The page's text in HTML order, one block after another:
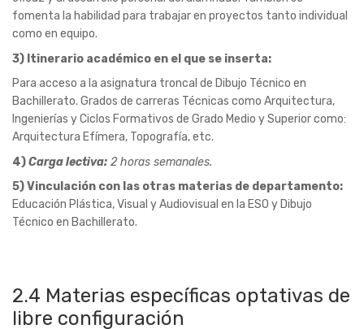
4)Carga lectiva:2 horas semanales.
5) Vinculación con las otras materias de departamento:
Educación Plástica, Visual y Audiovisual en la ESO y Dibujo
2.4 Materias específicas optativas de
libre configuración
Taller de artesanía . 3º ESO
de desarrollar en el alumnado habilidades manuales y
capacidades creativas. Tratándose de una asignatura
fundamentalmente práctica muy estimulante para el